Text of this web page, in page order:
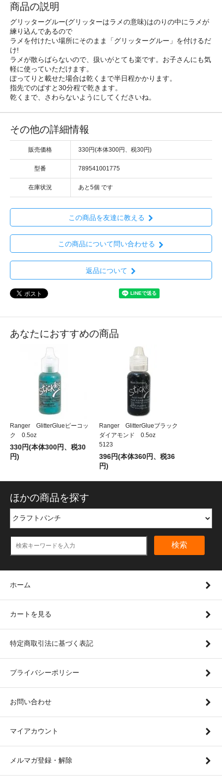
商品の説明
グリッターグルー(グリッターはラメの意味)はのりの中にラメが
練り込んであるので
ラメを付けたい場所にそのまま「グリッターグルー」を付けるだ
け!
ラメが散らばらないので、扱いがとても楽です。お子さんにも気
軽に使っていただけます。
ぽってりと載せた場合は乾くまで半日程かかります。
指先でのばすと30分程で乾きます。
乾くまで、さわらないようにしてくださいね。
その他の詳細情報
販売価格 330円(本体300円、税30円)
型番 789541001775
在庫状況 あと5個 です
この商品を友達に教える
この商品について問い合わせる
返品について
あなたにおすすめの商品
Ranger GlitterGlueピーコッ
ク 0.5oz
330円(本体300円、税30
円)
Ranger GlitterGlueブラック
ダイアモンド 0.5oz
5123
396円(本体360円、税36
円)
ほかの商品を探す
検索
ホーム
カートを見る
特定商取引法に基づく表記
プライバシーポリシー
お問い合わせ
マイアカウント
メルマガ登録・解除